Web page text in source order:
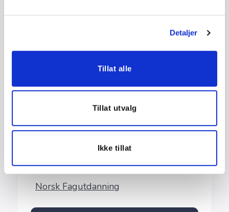
Detaljer
Tillat alle
Tillat utvalg
Ikke tillat
22. november, 2024 | 09:00 - 15:00
Kr 5.100
Nettbasert kurs
Norsk Fagutdanning